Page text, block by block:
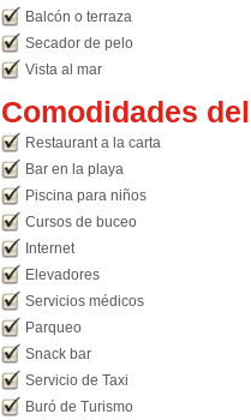
Balcón o terraza
Secador de pelo
Vista al mar
Comodidades
Restaurant a la carta
Bar en la playa
Piscina para niños
Cursos de buceo
Internet
Elevadores
Servicios médicos
Parqueo
Snack bar
Servicio de Taxi
Buró de Turismo